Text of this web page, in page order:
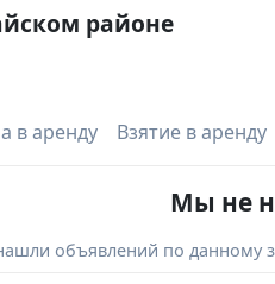
районе
в аренду Взятие в аренду
Мы не
объявлений по данному